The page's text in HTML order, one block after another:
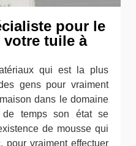
pour le
votre tuile à
qui est la plus
gens pour vraiment
dans le domaine
temps son état se
de mousse qui
pour vraiment effectuer